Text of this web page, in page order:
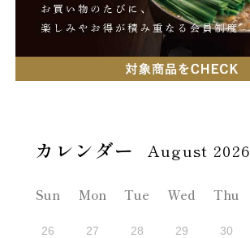
August 2026
Sun Mon Tue Wed Thu
26 27 28 29 30